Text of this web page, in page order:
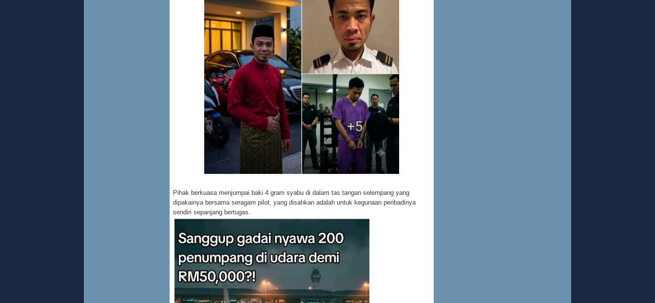
Pihak berkuasa menjumpai baki 4 gram syabu di dalam tas tangan selempang yang
dipakainya bersama seragam pilot, yang disahkan adalah untuk kegunaan peribadinya
sendiri sepanjang bertugas.